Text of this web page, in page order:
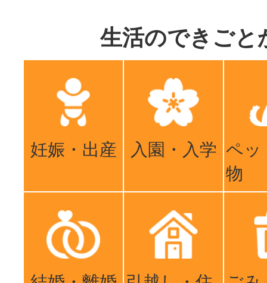
生活のできごと
妊娠・出産 入園・入学 ペッ
物